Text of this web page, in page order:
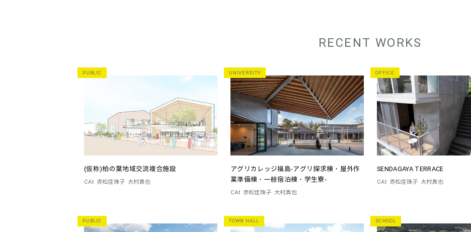
RECENT WORKS
PUBLIC
(仮称)柏の葉地域交流複合施設
CAt 赤松佳珠子 大村真也
UNIVERSITY
アグリカレッジ福島-アグリ探求棟・屋外作
業準備棟・一般宿泊棟・学生寮-
CAt 赤松佳珠子 大村真也
OFFICE
SENDAGAYA TERRACE
CAt 赤松佳珠子 大村真也
PUBLIC TOWN HALL SCHOOL